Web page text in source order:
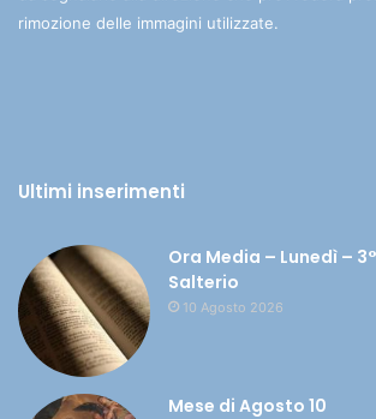
rimozione delle immagini utilizzate.
Ultimi inserimenti
Ora Media – Lunedì –
Salterio
10 Agosto 2026
Mese di Agosto 10